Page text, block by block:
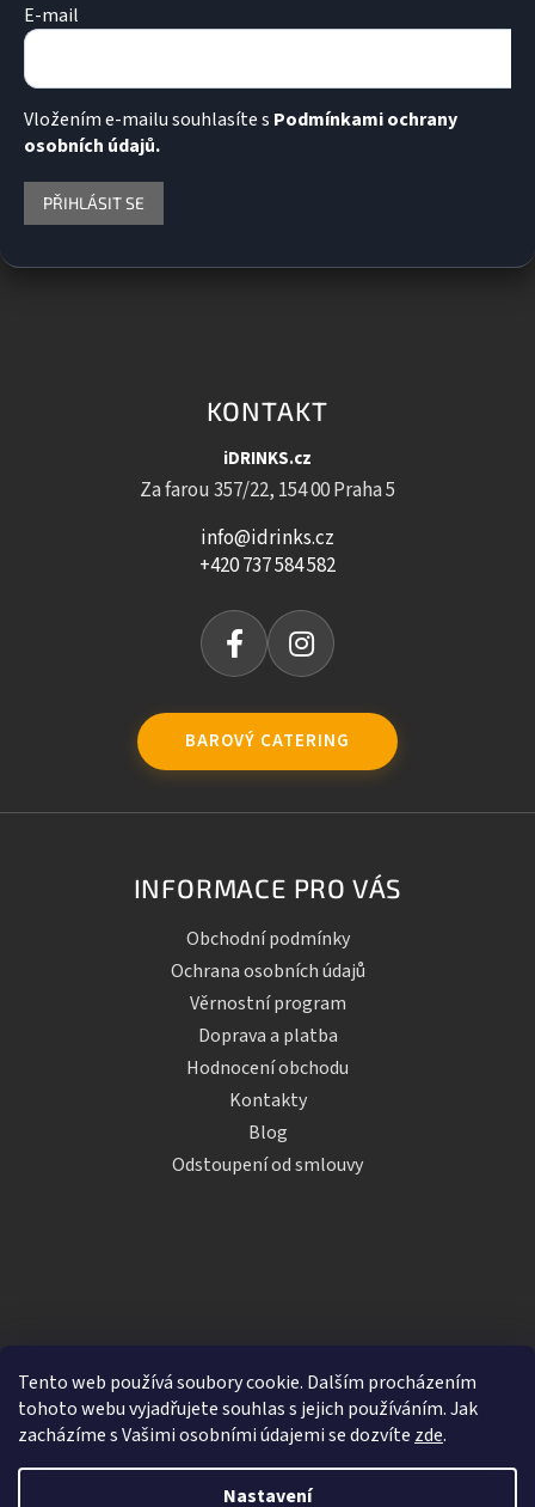
Tento web používá soubory cookie. Dalším procházením
tohoto webu vyjadřujete souhlas s jejich používáním. Jak
zacházíme s Vašimi osobními údajemi se dozvíte zde.
Nastavení
E-mail
Vložením e-mailu souhlasíte s Podmínkami ochrany
osobních údajů.
PŘIHLÁSIT SE
KONTAKT
iDRINKS.cz
Za farou 357/22, 154 00 Praha 5
info@idrinks.cz
+420 737 584 582
BAROVÝ CATERING
INFORMACE PRO VÁS
Obchodní podmínky
Ochrana osobních údajů
Věrnostní program
Doprava a platba
Hodnocení obchodu
Kontakty
Blog
Odstoupení od smlouvy
Vytvořil Shoptet